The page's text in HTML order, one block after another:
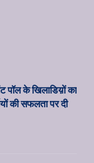
पॉल के खिलाडिय़ों का
की सफलता पर दी